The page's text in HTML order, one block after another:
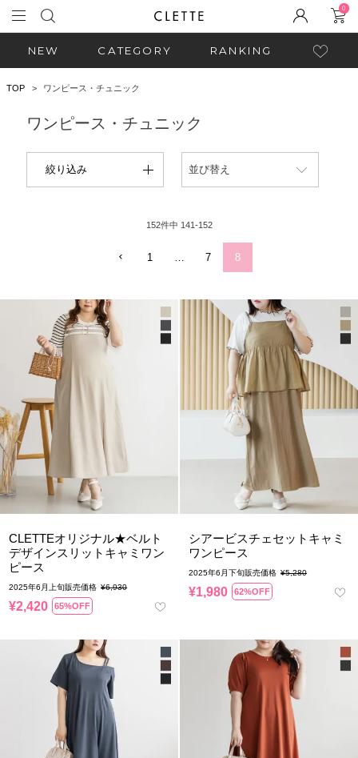
0
NEW CATEGORY RANKING
TOP ワンピース・チュニック
ワンピース・チュニック
絞り込み 並び替え
152件中 141-152
1 7 8
CLETTEオリジナル★ベルト
デザインスリットキャミワン
ピース
2025年6月上旬販売価格 ¥6,930
¥2,420 65%OFF
シアービスチェセットキャミ
ワンピース
2025年6月下旬販売価格 ¥5,280
¥1,980 62%OFF